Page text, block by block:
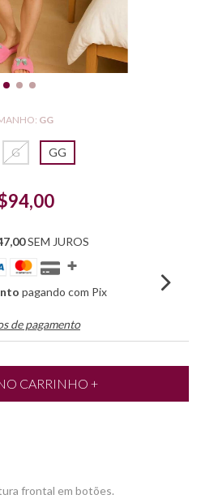
GG
G GG
SEM JUROS
pagando com Pix
de pagamento
frontal em botões.